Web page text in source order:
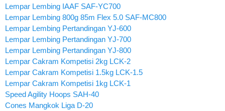
Lempar Lembing IAAF SAF-YC700
Lempar Lembing 800g 85m Flex 5.0 SAF-MC800
Lempar Lembing Pertandingan YJ-600
Lempar Lembing Pertandingan YJ-700
Lempar Lembing Pertandingan YJ-800
Lempar Cakram Kompetisi 2kg LCK-2
Lempar Cakram Kompetisi 1.5kg LCK-1.5
Lempar Cakram Kompetisi 1kg LCK-1
Speed Agility Hoops SAH-40
Cones Mangkok Liga D-20